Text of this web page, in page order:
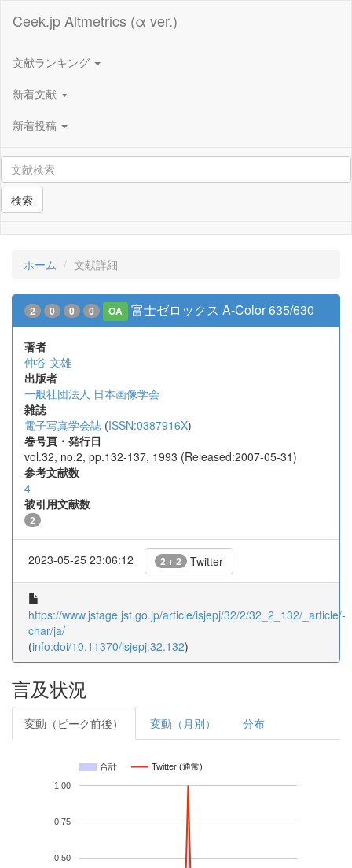
Ceek.jp Altmetrics (α ver.)
文献ランキング
新着文献
新着投稿
検索
ホーム 文献詳細
2 0 0 0 OA 富士ゼロックス A-Color 635/630
著者
仲谷 文雄
出版者
一般社団法人 日本画像学会
雑誌
電子写真学会誌 (ISSN:0387916X)
巻号頁・発行日
vol.32, no.2, pp.132-137, 1993 (Released:2007-05-31)
参考文献数
4
被引用文献数
2
2023-05-25 23:06:12 2 + 2 Twitter
https://www.jstage.jst.go.jp/article/isjepj/32/2/32_2_132/_article/-
char/ja/
(info:doi/10.11370/isjepj.32.132)
言及状況
変動（ピーク前後） 変動（月別） 分布
合計 Twitter (通常)
0.50
0.75
1.00